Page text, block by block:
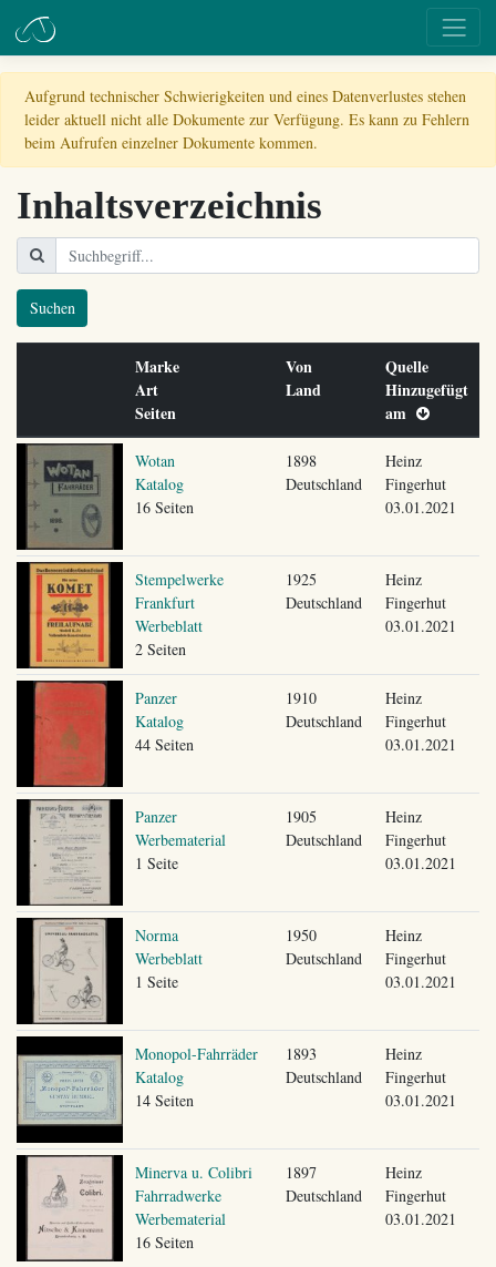
Aufgrund technischer Schwierigkeiten und eines Datenverlustes stehen
leider aktuell nicht alle Dokumente zur Verfügung. Es kann zu Fehlern
beim Aufrufen einzelner Dokumente kommen.
Inhaltsverzeichnis
Suchen
Marke
Art
Seiten
Von
Land
Quelle
Hinzugefügt
am
Wotan
Katalog
16 Seiten
1898
Deutschland
Heinz
Fingerhut
03.01.2021
Stempelwerke
Frankfurt
Werbeblatt
2 Seiten
1925
Deutschland
Heinz
Fingerhut
03.01.2021
Panzer
Katalog
44 Seiten
1910
Deutschland
Heinz
Fingerhut
03.01.2021
Panzer
Werbematerial
1 Seite
1905
Deutschland
Heinz
Fingerhut
03.01.2021
Norma
Werbeblatt
1 Seite
1950
Deutschland
Heinz
Fingerhut
03.01.2021
Monopol-Fahrräder
Katalog
14 Seiten
1893
Deutschland
Heinz
Fingerhut
03.01.2021
Minerva u. Colibri
Fahrradwerke
Werbematerial
16 Seiten
1897
Deutschland
Heinz
Fingerhut
03.01.2021